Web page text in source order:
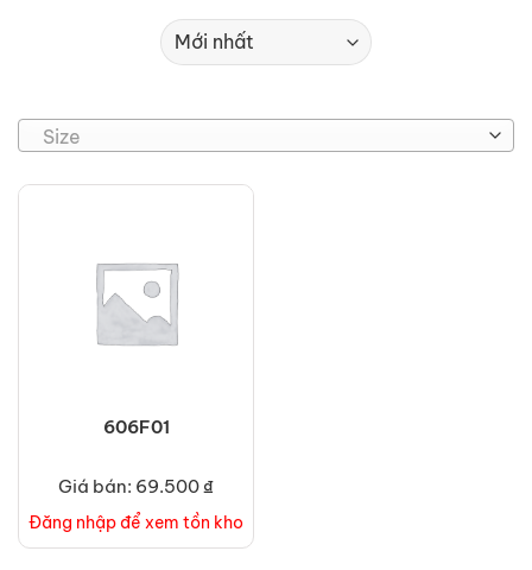
Size
606F01
Giá bán: 69.500 ₫
Đăng nhập để xem tồn kho